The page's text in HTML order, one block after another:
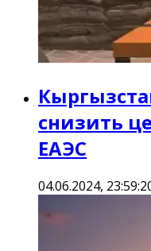
снизить
ЕАЭС
04.06.2024,